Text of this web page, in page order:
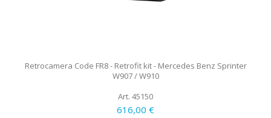
Retrocamera Code FR8 - Retrofit kit - Mercedes Benz Sprinter
W907 / W910
Art. 45150
616,00 €